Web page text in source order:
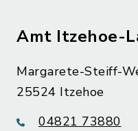
Amt Itzehoe-
Margarete-Steiff-
25524 Itzehoe
04821 73880